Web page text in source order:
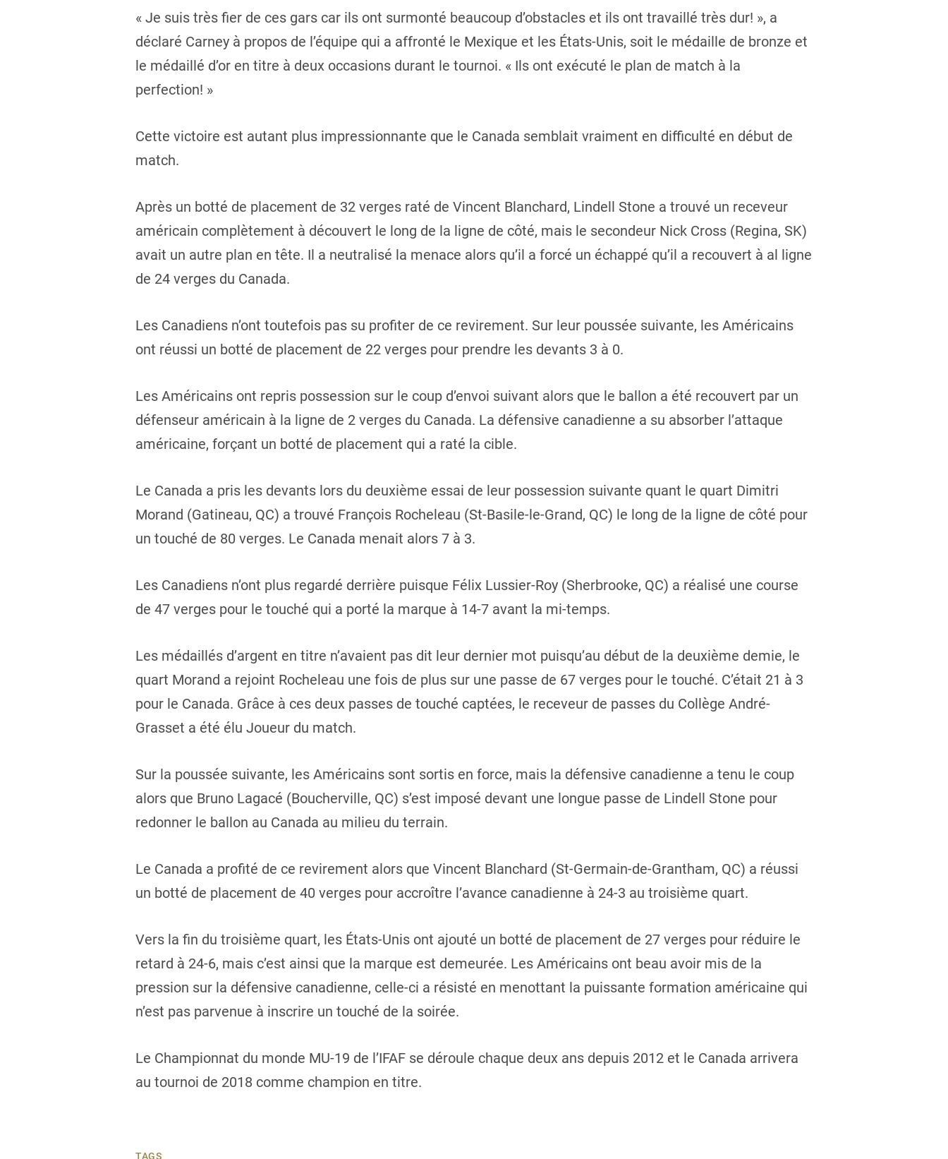
« Je suis très fier de ces gars car ils ont surmonté beaucoup d’obstacles et ils ont travaillé très dur! », a
déclaré Carney à propos de l’équipe qui a affronté le Mexique et les États-Unis, soit le médaille de bronze et
le médaillé d’or en titre à deux occasions durant le tournoi. « Ils ont exécuté le plan de match à la
perfection! »
Cette victoire est autant plus impressionnante que le Canada semblait vraiment en difficulté en début de
match.
Après un botté de placement de 32 verges raté de Vincent Blanchard, Lindell Stone a trouvé un receveur
américain complètement à découvert le long de la ligne de côté, mais le secondeur Nick Cross (Regina, SK)
avait un autre plan en tête. Il a neutralisé la menace alors qu’il a forcé un échappé qu’il a recouvert à al ligne
de 24 verges du Canada.
Les Canadiens n’ont toutefois pas su profiter de ce revirement. Sur leur poussée suivante, les Américains
ont réussi un botté de placement de 22 verges pour prendre les devants 3 à 0.
Les Américains ont repris possession sur le coup d’envoi suivant alors que le ballon a été recouvert par un
défenseur américain à la ligne de 2 verges du Canada. La défensive canadienne a su absorber l’attaque
américaine, forçant un botté de placement qui a raté la cible.
Le Canada a pris les devants lors du deuxième essai de leur possession suivante quant le quart Dimitri
Morand (Gatineau, QC) a trouvé François Rocheleau (St-Basile-le-Grand, QC) le long de la ligne de côté pour
un touché de 80 verges. Le Canada menait alors 7 à 3.
Les Canadiens n’ont plus regardé derrière puisque Félix Lussier-Roy (Sherbrooke, QC) a réalisé une course
de 47 verges pour le touché qui a porté la marque à 14-7 avant la mi-temps.
Les médaillés d’argent en titre n’avaient pas dit leur dernier mot puisqu’au début de la deuxième demie, le
quart Morand a rejoint Rocheleau une fois de plus sur une passe de 67 verges pour le touché. C’était 21 à 3
pour le Canada. Grâce à ces deux passes de touché captées, le receveur de passes du Collège André-
Grasset a été élu Joueur du match.
Sur la poussée suivante, les Américains sont sortis en force, mais la défensive canadienne a tenu le coup
alors que Bruno Lagacé (Boucherville, QC) s’est imposé devant une longue passe de Lindell Stone pour
redonner le ballon au Canada au milieu du terrain.
Le Canada a profité de ce revirement alors que Vincent Blanchard (St-Germain-de-Grantham, QC) a réussi
un botté de placement de 40 verges pour accroître l’avance canadienne à 24-3 au troisième quart.
Vers la fin du troisième quart, les États-Unis ont ajouté un botté de placement de 27 verges pour réduire le
retard à 24-6, mais c’est ainsi que la marque est demeurée. Les Américains ont beau avoir mis de la
pression sur la défensive canadienne, celle-ci a résisté en menottant la puissante formation américaine qui
n’est pas parvenue à inscrire un touché de la soirée.
Le Championnat du monde MU-19 de l’IFAF se déroule chaque deux ans depuis 2012 et le Canada arrivera
au tournoi de 2018 comme champion en titre.
TAGS